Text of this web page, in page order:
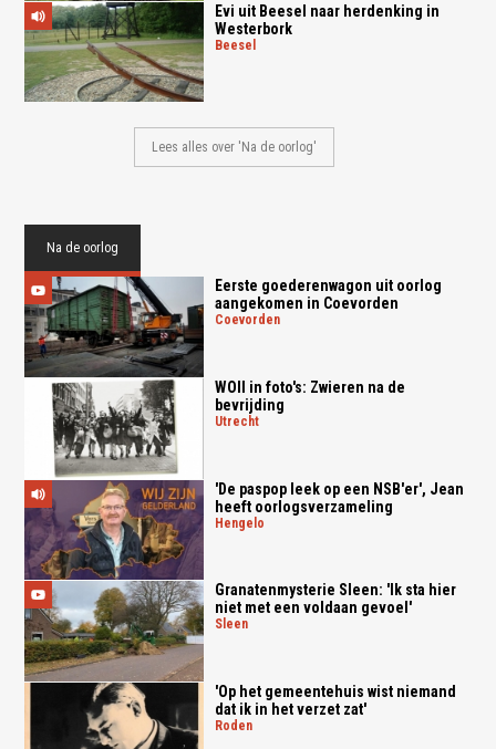
Evi uit Beesel naar herdenking in
Westerbork
beesel
Lees alles over 'Na de oorlog'
Na de oorlog
Eerste goederenwagon uit oorlog
aangekomen in Coevorden
coevorden
WOII in foto's: Zwieren na de
bevrijding
utrecht
'De paspop leek op een NSB'er', Jean
heeft oorlogsverzameling
hengelo
Granatenmysterie Sleen: 'Ik sta hier
niet met een voldaan gevoel'
sleen
'Op het gemeentehuis wist niemand
dat ik in het verzet zat'
roden